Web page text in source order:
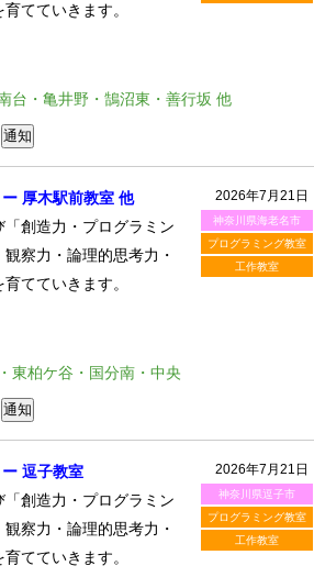
てていきます。
台・亀井野・鵠沼東・善行坂 他
2026年7月21日
神奈川県海老名市
プログラミング教室
工作教室
厚木駅前教室 他
創造力・プログラミン
察力・論理的思考力・
てていきます。
東柏ケ谷・国分南・中央
2026年7月21日
神奈川県逗子市
プログラミング教室
工作教室
逗子教室
創造力・プログラミン
察力・論理的思考力・
てていきます。